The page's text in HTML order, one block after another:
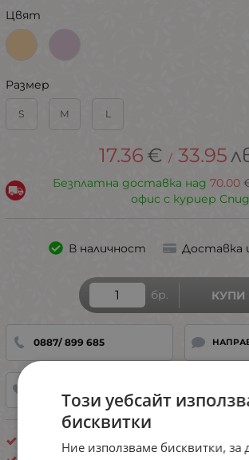
Цвят
Размер
S M L
17.36 € / 33.95
Безплатна доставка над 70.00
офис с куриер
В наличност Доставка
бр. КУПИ
0887/ 899 685
Пижами с къс ръкав и къси панталони
Този уебсайт
бисквитки
Ние използваме бисквитки, за